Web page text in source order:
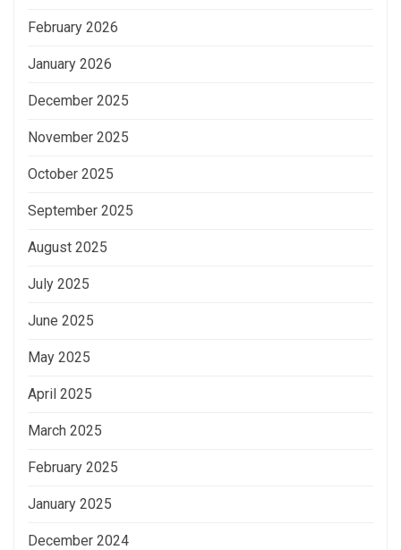
February 2026
January 2026
December 2025
November 2025
October 2025
September 2025
August 2025
July 2025
June 2025
May 2025
April 2025
March 2025
February 2025
January 2025
December 2024